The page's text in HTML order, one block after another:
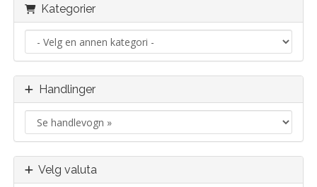
Kategorier
Handlinger
Velg valuta